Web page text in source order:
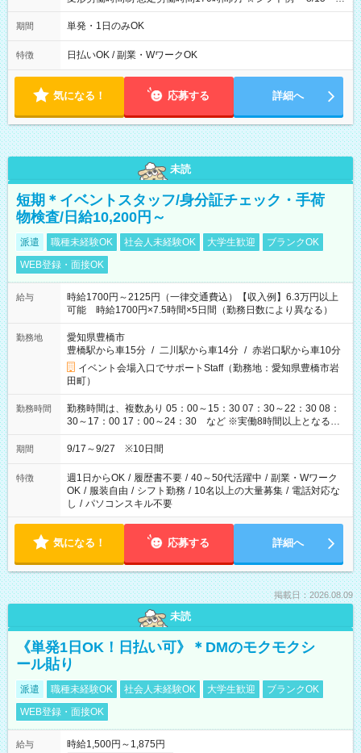
10/26 全日共通 08：00～12：00 17：00～21：00 ＊8/31
～9/19のみ下記シフトもあります！ 12：00～16：00 ＊9/6～
00
期間 単発・1日のみOK
特徴 日払いOK / 副業・WワークOK
気になる！ 応募する 詳細へ
未読
短期＊イベントスタッフ/身分証チェック・手荷
物検査/日給10,200円～
派遣 職種未経験OK 社会人未経験OK 大学生歓迎
ブランクOK
WEB登録・面接OK
給与
時給1700円～2125円（一律交通費込）【収入例】6.3万円以上
可能 時給1700円×7.5時間×5日間（勤務日数により異なる）
勤務地
愛知県豊橋市
豊橋駅から車15分 / 二川駅から車14分 / 赤岩口駅から車10分
イベント会場入口でサポートStaff（勤務地：愛知県豊橋市岩
田町）
勤務時間
勤務時間は、複数あり 05：00～15：30 07：30～22：30 08：
30～17：00 17：00～24：30 など ※実働8時間以上となる勤
務もあります。 【休憩】60分+他休憩あり 交替で取得します。
安全面に配慮しこまめな休憩があります。
期間 9/17～9/27 ※10日間
特徴 週1日からOK / 履歴書不要 / 40～50代活躍中 / 副業・Wワーク
OK / 服装自由 / シフト勤務 / 10名以上の大量募集 / 電話対応な
し / パソコンスキル不要
気になる！ 応募する 詳細へ
掲載日：2026.08.09
未読
《単発1日OK！日払い可》＊DMのモクモクシ
ール貼り
派遣 職種未経験OK 社会人未経験OK 大学生歓迎
ブランクOK
WEB登録・面接OK
給与
時給1,500円～1,875円